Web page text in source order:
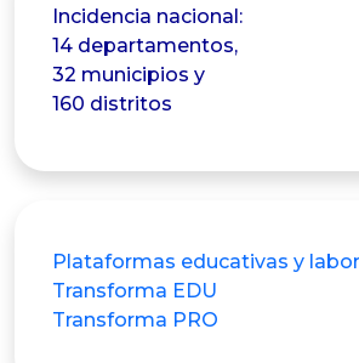
Incidencia nacional:
14 departamentos,
32 municipios y
160 distritos
Plataformas educativas y
Transforma EDU
Transforma PRO